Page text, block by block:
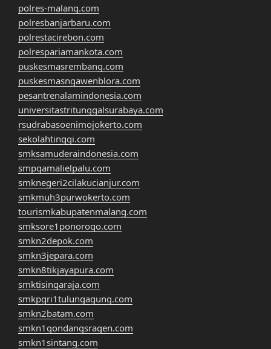
polres-malang.com
polresbanjarbaru.com
polrestacirebon.com
polrespariamankota.com
puskesmasrembang.com
puskesmasngawenblora.com
pesantrenalamindonesia.com
universitastritunggalsurabaya.com
rsudrabasoenimojokerto.com
sekolahtinggi.com
smksamuderaindonesia.com
smpgamalielpalu.com
smknegeri2cilakucianjur.com
smkmuh3purwokerto.com
tourismkabupatenmalang.com
smksore1ponorogo.com
smkn2depok.com
smkn3jepara.com
smkn8tikjayapura.com
smktisingaraja.com
smkpgri1tulungagung.com
smkn2batam.com
smkn1gondangsragen.com
smkn1sintang.com